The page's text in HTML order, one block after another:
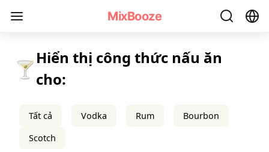
MixBooze
🍸Hiển thị công thức nấu ăn
cho:
Tất cả Vodka Rum
Bourbon
Scotch